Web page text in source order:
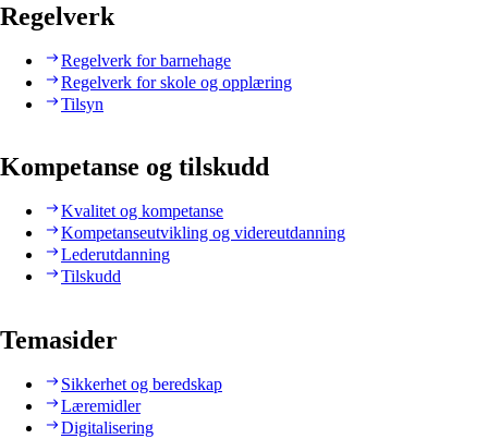
Regelverk
Regelverk for barnehage
Regelverk for skole og opplæring
Tilsyn
Kompetanse og tilskudd
Kvalitet og kompetanse
Kompetanseutvikling og videreutdanning
Lederutdanning
Tilskudd
Temasider
Sikkerhet og beredskap
Læremidler
Digitalisering